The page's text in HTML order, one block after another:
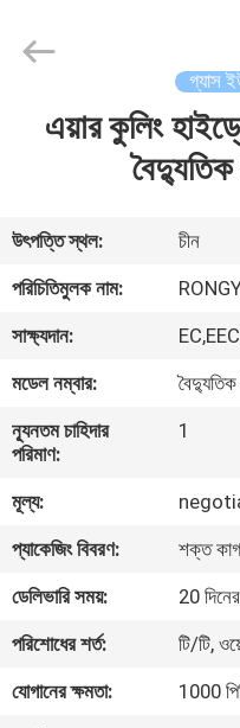
আমাদের
সম্পর্কে
কারখানা
ভ্রমণ
মান
নিয়ন্ত্রণ
যোগাযোগ
করুন
Vehicle
Co.,Ltd.
গ্যাস
এয়ার কুলিং
বৈদ্যুতিক
উৎপত্তি স্থল:
চীন
পরিচিতিমুলক নাম:
সাক্ষ্যদান:
মডেল নম্বার:
ন্যূনতম চাহিদার
পরিমাণ:
1
মূল্য:
প্যাকেজিং বিবরণ:
শক্ত
ডেলিভারি সময়:
20
পরিশোধের শর্ত:
টি/টি,
যোগানের ক্ষমতা:
1000